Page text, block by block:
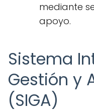
mediante
apoyo.
Sistema
Gestión y
(SIGA)